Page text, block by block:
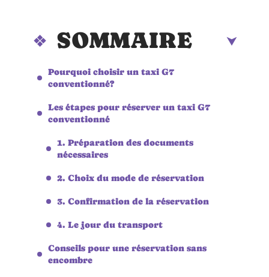
SOMMAIRE
Pourquoi choisir un taxi G7
conventionné?
Les étapes pour réserver un taxi G7
conventionné
1. Préparation des documents
nécessaires
2. Choix du mode de réservation
3. Confirmation de la réservation
4. Le jour du transport
Conseils pour une réservation sans
encombre